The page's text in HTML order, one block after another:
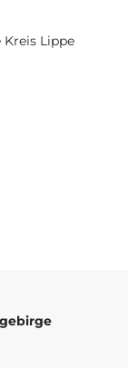
Kreis Lippe